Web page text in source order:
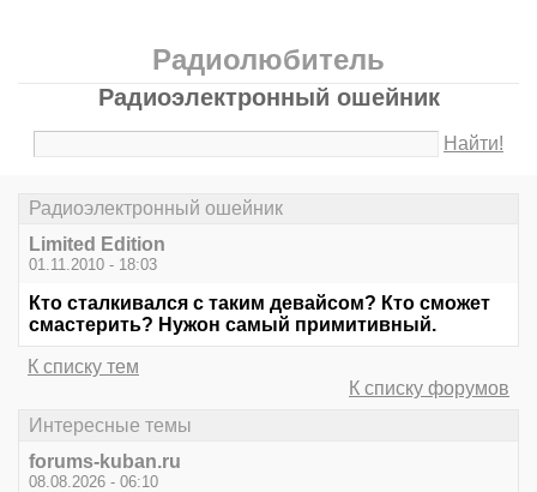
Радиолюбитель
Радиоэлектронный ошейник
Найти!
Радиоэлектронный ошейник
Limited Edition
01.11.2010 - 18:03
Кто сталкивался с таким девайсом? Кто сможет
смастерить? Нужон самый примитивный.
К списку тем
К списку форумов
Интересные темы
forums-kuban.ru
08.08.2026 - 06:10